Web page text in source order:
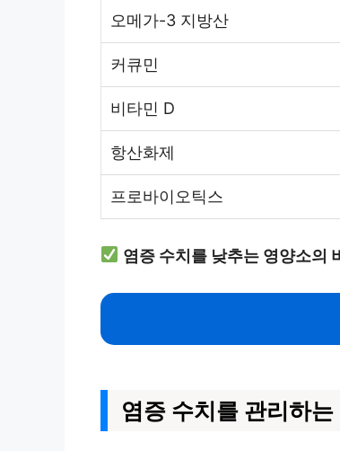
오메가-3 지방산
커큐민
비타민 D
항산화제
프로바이오틱스
염증 수치를 낮추는 영양소의
염증 수치를 관리하